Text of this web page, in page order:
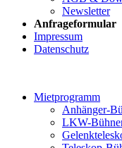
Newsletter
Anfrageformular
Impressum
Datenschutz
Mietprogramm
Anhänger-
LKW-